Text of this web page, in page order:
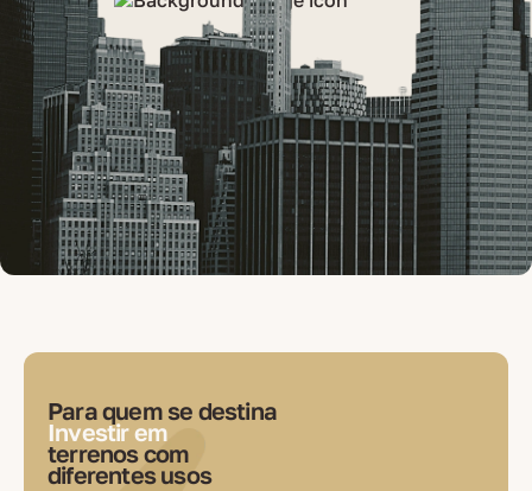
Para quem se destina
Investir em
terrenos com
diferentes usos